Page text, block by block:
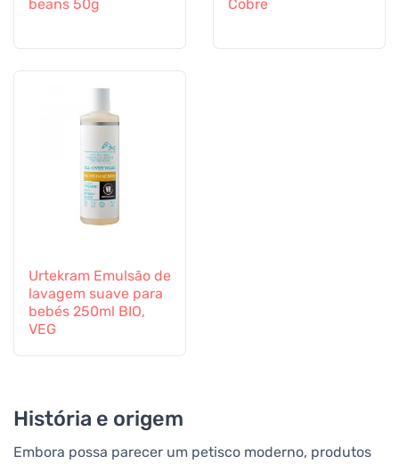
beans 50g
Cobre
Urtekram Emulsão de
lavagem suave para
bebés 250ml BIO,
VEG
História e origem
Embora possa parecer um petisco moderno, produtos